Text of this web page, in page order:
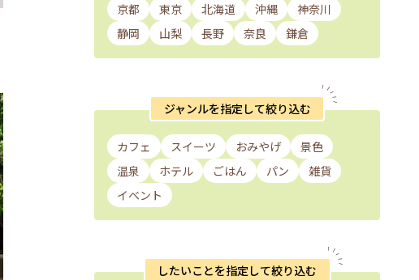
京都 東京 北海道 沖縄
神奈川
静岡
山梨 長野 奈良 鎌倉
ジャンルを指定して絞り込む
カフェ スイーツ おみやげ
景色
温泉
ホテル ごはん パン
雑貨
イベント
したいことを指定して絞り込む